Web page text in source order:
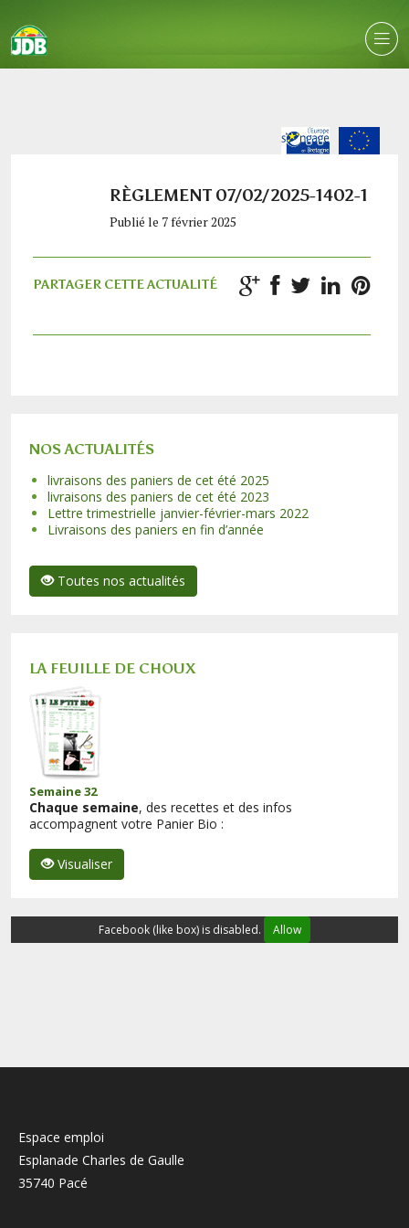
RÈGLEMENT 07/02/2025-1402-1
Publié le 7 février 2025
PARTAGER CETTE ACTUALITÉ
NOS ACTUALITÉS
livraisons des paniers de cet été 2025
livraisons des paniers de cet été 2023
Lettre trimestrielle janvier-février-mars 2022
Livraisons des paniers en fin d’année
Toutes nos actualités
LA FEUILLE DE CHOUX
Semaine 32
Chaque semaine, des recettes et des infos
accompagnent votre Panier Bio :
Visualiser
Facebook (like box) is disabled. Allow
Espace emploi
Esplanade Charles de Gaulle
35740 Pacé